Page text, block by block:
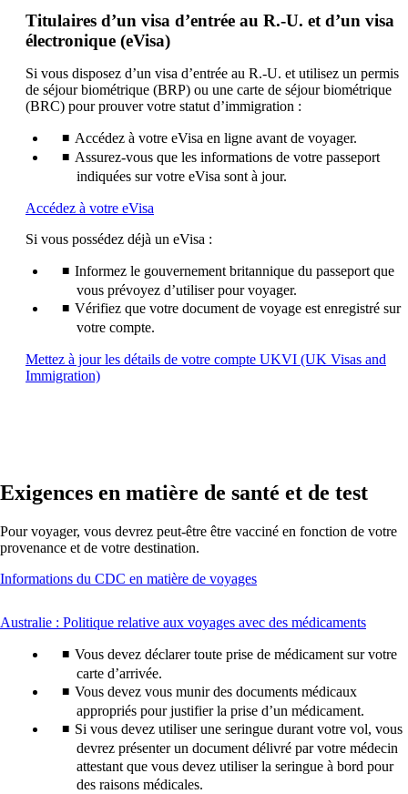
nouvelle
de
ne
pas
les
directives
d’accessibilité.
une
susceptible
de
ne
respecter
les
directives
d’accessibilité.
Titulaires d’un visa d’entrée au R.-U. et d’un visa
électronique (eVisa)
Si vous disposez d’un visa d’entrée au R.-U. et utilisez un permis
de séjour biométrique (BRP) ou une carte de séjour biométrique
(BRC) pour prouver votre statut d’immigration :
Accédez à votre eVisa en ligne avant de voyager.
Assurez-vous que les informations de votre passeport
indiquées sur votre eVisa sont à jour.
Accédez à votre eVisa
autre
dans
une
nouvelle
de
Si vous possédez déjà un eVisa :
Informez le gouvernement britannique du passeport que
vous prévoyez d’utiliser pour voyager.
Vérifiez que votre document de voyage est enregistré sur
votre compte.
Mettez à jour les détails de votre compte UKVI (UK Visas and
Immigration)Ouvre
fenêtre
ne
pas
respecter
les
d’accessibilité.
Exigences en matière de santé et de test
Pour voyager, vous devrez peut-être être vacciné en fonction de votre
provenance et de votre destination.
Informations du CDC en matière de voyagesOuvre
site
une
fenêtre
susceptible
de
ne
pas
respecter
Australie : Politique relative aux voyages avec des médicamentsThis
can
Vous devez déclarer toute prise de médicament sur votre
carte d’arrivée.
Vous devez vous munir des documents médicaux
appropriés pour justifier la prise d’un médicament.
Si vous devez utiliser une seringue durant votre vol, vous
devrez présenter un document délivré par votre médecin
attestant que vous devez utiliser la seringue à bord pour
des raisons médicales.